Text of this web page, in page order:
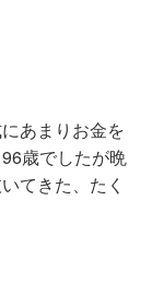
あまりお金を
歳でしたが晩
てきた、たく